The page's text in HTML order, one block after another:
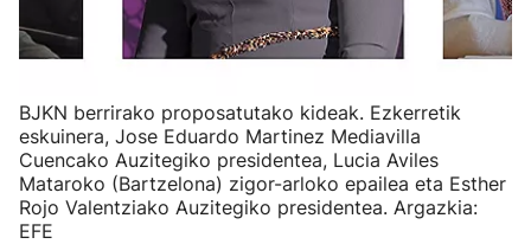
BJKN berrirako proposatutako kideak. Ezkerretik
eskuinera, Jose Eduardo Martinez Mediavilla
Cuencako Auzitegiko presidentea, Lucia Aviles
Mataroko (Bartzelona) zigor-arloko epailea eta Esther
Rojo Valentziako Auzitegiko presidentea. Argazkia:
EFE